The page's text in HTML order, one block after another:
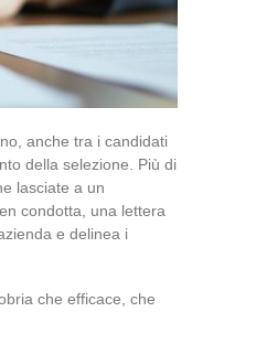
anche tra i candidati
della selezione. Più di
lasciate a un
condotta, una lettera
e delinea i
che efficace, che